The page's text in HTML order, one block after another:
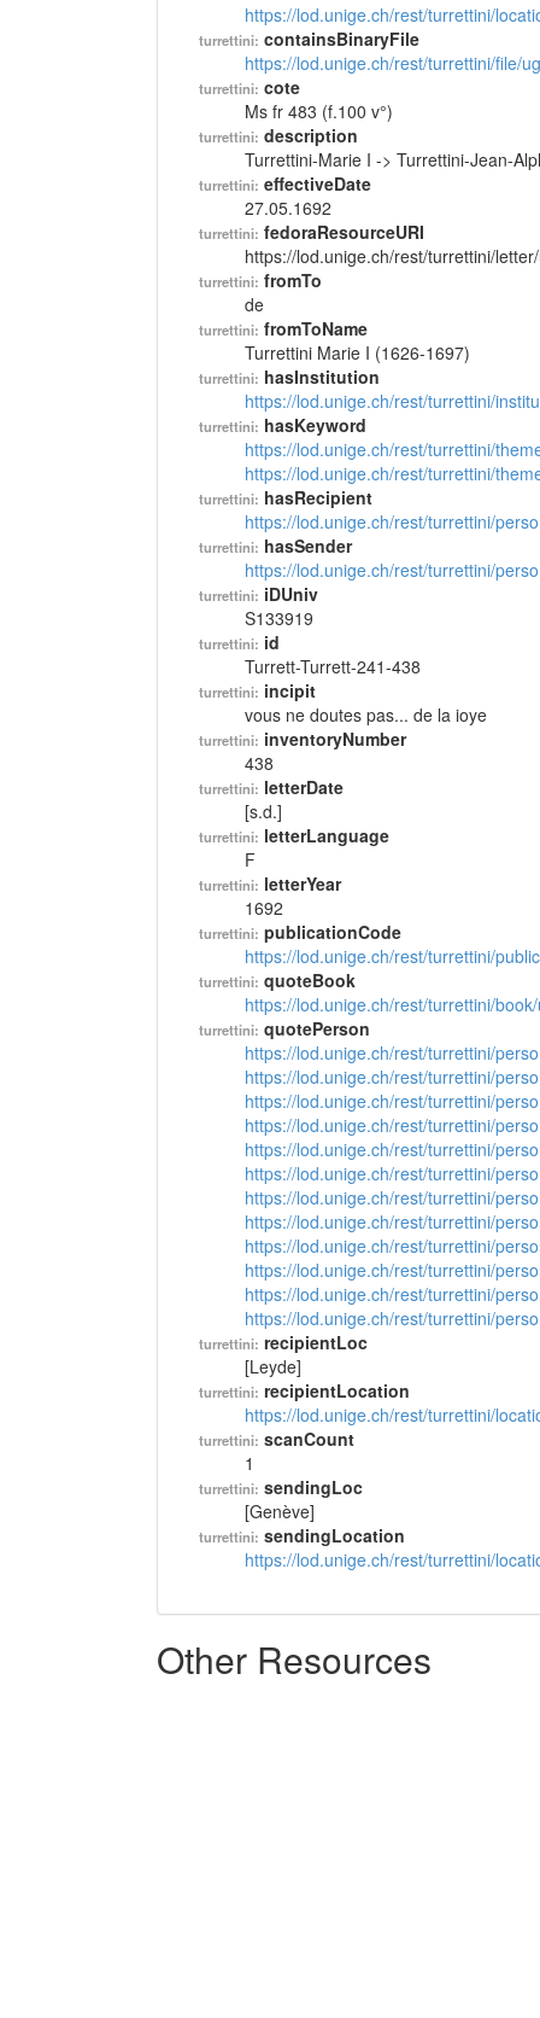
https://lod.unige.ch/rest/turrettini/
turrettini: containsBinaryFile
https://lod.unige.ch/rest/turrettini/file/
turrettini: cote
Ms fr 483 (f.100 v°)
turrettini: description
Turrettini-Marie I -> Turrettini-Jean-
turrettini: effectiveDate
27.05.1692
turrettini: fedoraResourceURI
https://lod.unige.ch/rest/turrettini/
turrettini: fromTo
de
turrettini: fromToName
Turrettini Marie I (1626-1697)
turrettini: hasInstitution
https://lod.unige.ch/rest/turrettini/
turrettini: hasKeyword
https://lod.unige.ch/rest/turrettini/
https://lod.unige.ch/rest/turrettini/
turrettini: hasRecipient
https://lod.unige.ch/rest/turrettini/
turrettini: hasSender
https://lod.unige.ch/rest/turrettini/
turrettini: iDUniv
S133919
turrettini: id
Turrett-Turrett-241-438
turrettini: incipit
vous ne doutes pas... de la ioye
turrettini: inventoryNumber
438
turrettini: letterDate
[s.d.]
turrettini: letterLanguage
F
turrettini: letterYear
1692
turrettini: publicationCode
https://lod.unige.ch/rest/turrettini/
turrettini: quoteBook
https://lod.unige.ch/rest/turrettini/
turrettini: quotePerson
https://lod.unige.ch/rest/turrettini/
https://lod.unige.ch/rest/turrettini/
https://lod.unige.ch/rest/turrettini/
https://lod.unige.ch/rest/turrettini/
https://lod.unige.ch/rest/turrettini/
https://lod.unige.ch/rest/turrettini/
https://lod.unige.ch/rest/turrettini/
https://lod.unige.ch/rest/turrettini/
https://lod.unige.ch/rest/turrettini/
https://lod.unige.ch/rest/turrettini/
https://lod.unige.ch/rest/turrettini/
https://lod.unige.ch/rest/turrettini/
turrettini: recipientLoc
[Leyde]
turrettini: recipientLocation
https://lod.unige.ch/rest/turrettini/
turrettini: scanCount
1
turrettini: sendingLoc
[Genève]
turrettini: sendingLocation
https://lod.unige.ch/rest/turrettini/
Other Resources